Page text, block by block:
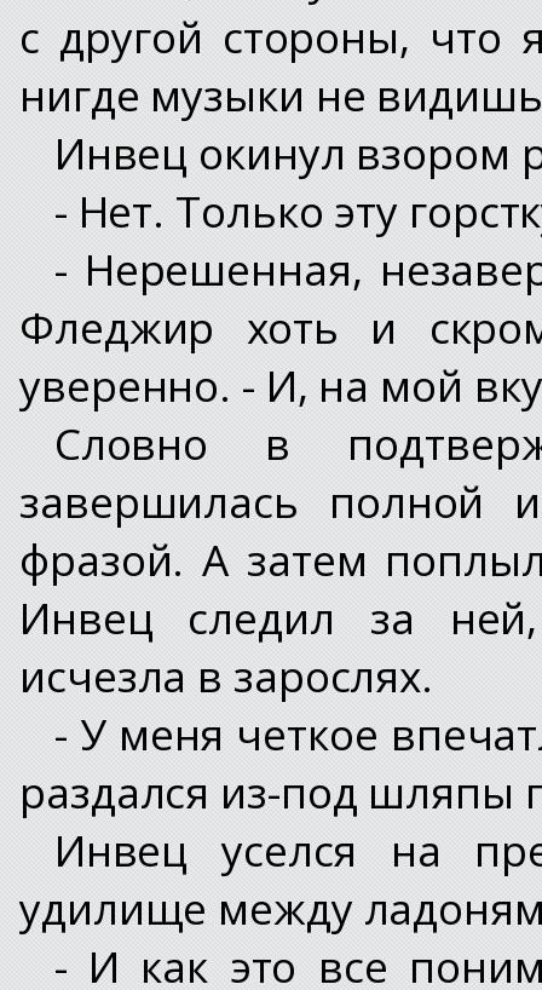
с другой стороны,
нигде музыки не
Инвец окинул взором
- Нет. Только эту
- Нерешенная,
Фледжир хоть и
уверенно. - И, на мой
Словно в
завершилась полной
фразой. А затем
Инвец следил за
исчезла в зарослях.
- У меня четкое
раздался из-под шляпы
Инвец уселся на
удилище между
- И как это все